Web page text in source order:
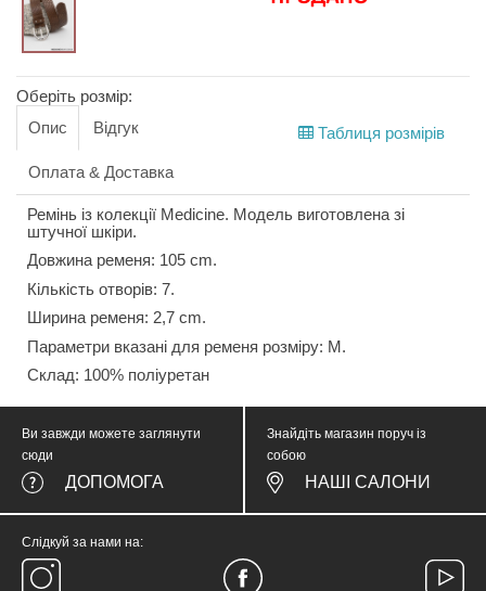
Оберіть розмір:
Таблиця розмірів
Опис Відгук
Оплата & Доставка
Ремінь із колекції Medicine. Модель виготовлена зі
штучної шкіри.
Довжина ременя: 105 cm.
Кількість отворів: 7.
Ширина ременя: 2,7 cm.
Параметри вказані для ременя розміру: M.
Склад: 100% поліуретан
Ви завжди можете заглянути
сюди
ДОПОМОГА
Знайдіть магазин поруч із
собою
НАШІ САЛОНИ
Слідкуй за нами на: